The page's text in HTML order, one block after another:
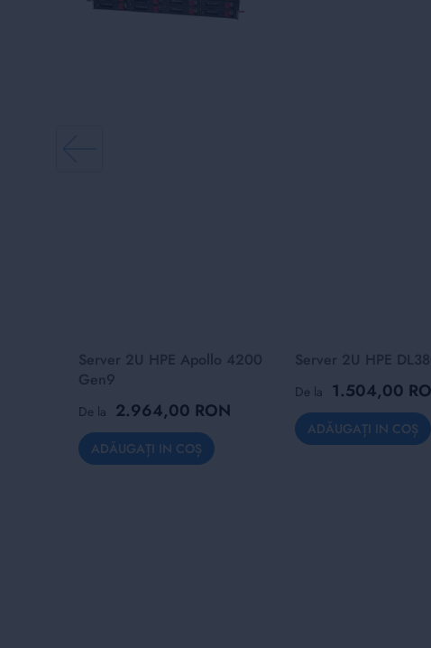
Server 2U HPE Apollo 4200
Gen9
De la 2.964,00 RON
ADĂUGAȚI IN COȘ
Server 2U HPE
De la 1.504,00
ADĂUGAȚI IN COȘ